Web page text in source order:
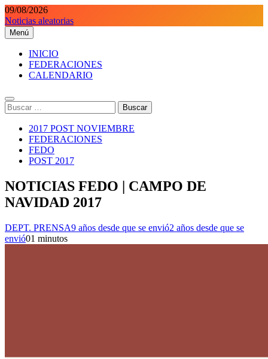
Saltar
al
contenido
09/08/2026
Noticias aleatorias
Orientaciondeportiva.es
Conoce el deporte de la Orientación Deportiva a través de nuestra
web.
Menú
INICIO
FEDERACIONES
CALENDARIO
Buscar:
2017 POST NOVIEMBRE
FEDERACIONES
FEDO
POST 2017
NOTICIAS FEDO | CAMPO DE
NAVIDAD 2017
DEPT. PRENSA9 años desde que se envió2 años desde que se
envió01 minutos